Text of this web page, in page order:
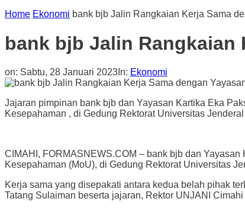
Home Ekonomi bank bjb Jalin Rangkaian Kerja Sama
bank bjb Jalin Rangkaian
on: Sabtu, 28 Januari 2023 In: Ekonomi
Jajaran pimpinan bank bjb dan Yayasan Kartika Eka
Kesepahaman , di Gedung Rektorat Universitas
CIMAHI, FORMASNEWS.COM – bank bjb dan
Kesepahaman (MoU), di Gedung Rektorat Universitas
Kerja sama yang disepakati antara kedua belah pihak
Tatang Sulaiman beserta jajaran, Rektor UNJANI